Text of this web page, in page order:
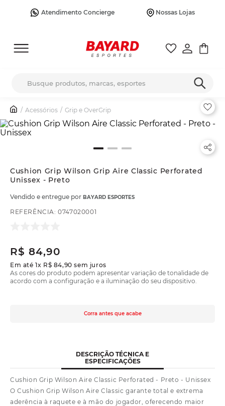
Atendimento Concierge Nossas Lojas
Acessórios Grip e OverGrip
Cushion Grip Wilson Grip Aire Classic Perforated
Unissex - Preto
Vendido e entregue por BAYARD ESPORTES
REFERÊNCIA:0747020001
R$ 84,90
Em até1x R$ 84,90 sem juros
As cores do produto podem apresentar variação de tonalidade de
acordo com a configuração e a iluminação do seu dispositivo.
Corra antes que acabe
DESCRIÇÃO TÉCNICA E
ESPECIFICAÇÕES
Cushion Grip Wilson Aire Classic Perforated - Preto - Unissex
O Cushion Grip Wilson Aire Classic garante total e extrema
aderência à raquete e à mão do jogador, oferecendo maior